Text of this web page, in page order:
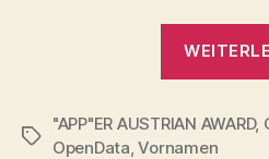
Schlagwörter
"APP"ER AUSTRIAN AWARD,
OpenData ,Vornamen